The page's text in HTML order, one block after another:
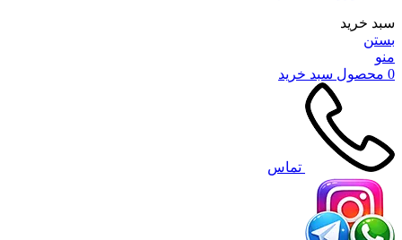
سبد خرید
بستن
منو
0 محصول سبد خرید
تماس